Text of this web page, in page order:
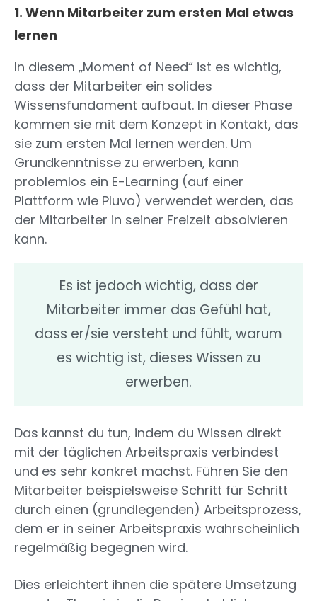
1. Wenn Mitarbeiter zum ersten Mal etwas
lernen
In diesem „Moment of Need“ ist es wichtig,
dass der Mitarbeiter ein solides
Wissensfundament aufbaut. In dieser Phase
kommen sie mit dem Konzept in Kontakt, das
sie zum ersten Mal lernen werden. Um
Grundkenntnisse zu erwerben, kann
problemlos ein E-Learning (auf einer
Plattform wie Pluvo) verwendet werden, das
der Mitarbeiter in seiner Freizeit absolvieren
kann.
Es ist jedoch wichtig, dass der
Mitarbeiter immer das Gefühl hat,
dass er/sie versteht und fühlt, warum
es wichtig ist, dieses Wissen zu
erwerben.
Das kannst du tun, indem du Wissen direkt
mit der täglichen Arbeitspraxis verbindest
und es sehr konkret machst. Führen Sie den
Mitarbeiter beispielsweise Schritt für Schritt
durch einen (grundlegenden) Arbeitsprozess,
dem er in seiner Arbeitspraxis wahrscheinlich
regelmäßig begegnen wird.
Dies erleichtert ihnen die spätere Umsetzung